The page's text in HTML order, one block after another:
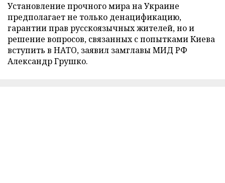
Установление прочного мира на Украине
предполагает не только денацификацию,
гарантии прав русскоязычных жителей, но и
решение вопросов, связанных с попытками Киева
вступить в НАТО, заявил замглавы МИД РФ
Александр Грушко.